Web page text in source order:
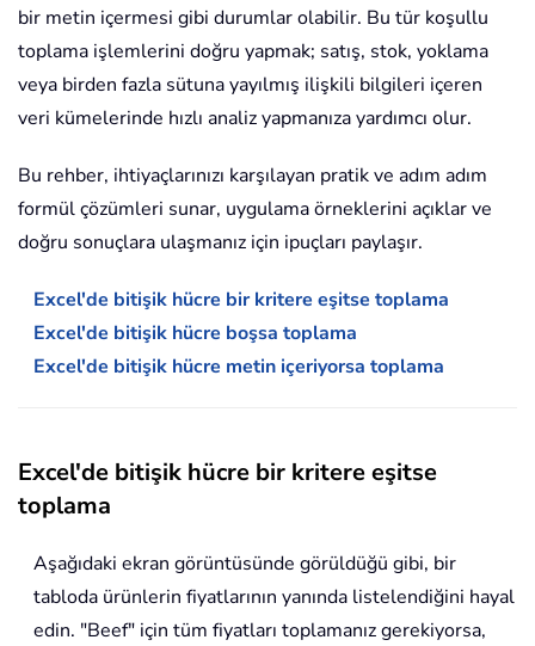
bir metin içermesi gibi durumlar olabilir. Bu tür koşullu
toplama işlemlerini doğru yapmak; satış, stok, yoklama
veya birden fazla sütuna yayılmış ilişkili bilgileri içeren
veri kümelerinde hızlı analiz yapmanıza yardımcı olur.
Bu rehber, ihtiyaçlarınızı karşılayan pratik ve adım adım
formül çözümleri sunar, uygulama örneklerini açıklar ve
doğru sonuçlara ulaşmanız için ipuçları paylaşır.
Excel'de bitişik hücre bir kritere eşitse toplama
Excel'de bitişik hücre boşsa toplama
Excel'de bitişik hücre metin içeriyorsa toplama
Excel'de bitişik hücre bir kritere eşitse
toplama
Aşağıdaki ekran görüntüsünde görüldüğü gibi, bir
tabloda ürünlerin fiyatlarının yanında listelendiğini hayal
edin. "Beef" için tüm fiyatları toplamanız gerekiyorsa,